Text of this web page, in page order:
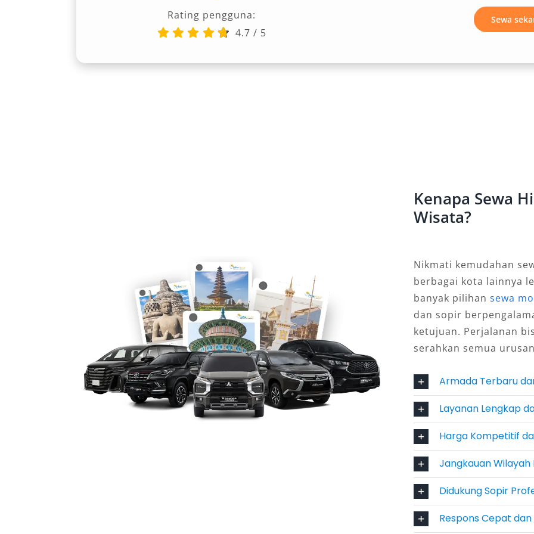
harga kompetitif tanpa mengurangi kualitas layanan. Ditambah lagi, lokasi
rental Hiace Jakarta terdekat yang mudah dijangkau turut menjadi nilai
Toyota Hiace adalah solusi ideal bagi Anda yang mencari kenyamanan,
dengan pilihan unit yang lengkap dan berkualitas. Kami memahami bahwa
setiap perjalanan memiliki karakteristik berbeda, oleh karena itu kami
menyediakan berbagai tipe Hiace yang siap disesuaikan dengan kebutuhan
Anda. Mulai dari kegiatan perusahaan, acara keluarga, hingga wisata
rombongan, armada kami siap menunjang perjalanan Anda di dalam
maupun luar kota.
1. HiAce Premio
Toyota HiAce Premio adalah pilihan ideal untuk perjalanan bisnis maupun
wisata yang mengutamakan kenyamanan dan efisiensi. Didesain modern
dengan kapasitas penumpang hingga 12 orang, model ini dilengkapi AC
memberikan keleluasaan bergerak. Cocok untuk antar jemput bandara, city
tour, atau perjalanan antar provinsi. Layanan sewa Hiace Premio Jakarta
tersedia dengan pilihan dengan sopir maupun lepas kunci, baik harian
Rating pengguna:
4.7 / 5
Sewa
Kenapa Sewa
Wisata?
Nikmati kemudahan
berbagai kota lainnya
banyak pilihansewa
dan sopir
ketujuan. Perjalanan
serahkan semua
Armada Terbaru
Layanan Lengkap
Harga Kompetitif
Jangkauan Wilayah
Didukung Sopir
Respons Cepat